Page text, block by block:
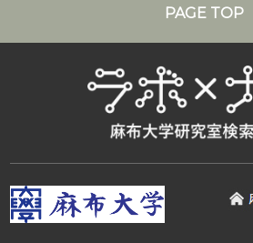
PAGE TOP